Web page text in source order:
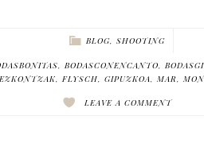
BLOG, SHOOTING
, BODASCONENCANTO,
EZKONTZAK, FLYSCH, GIPUZKOA, MAR,
LEAVE A COMMENT